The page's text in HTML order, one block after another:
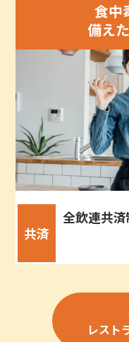
食中
備え
共済
全飲連共
レスト